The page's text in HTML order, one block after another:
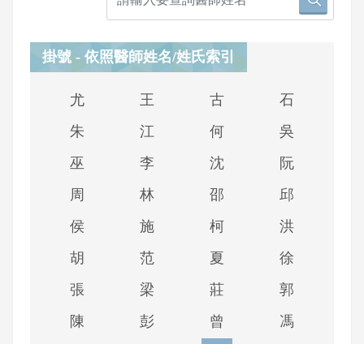
掛號 - 依照醫師姓名/姓氏索引
尤 王 古
石
朱
江 何
吳
巫
李 沈
阮
周
林 邵
邱
侯
施 柯
洪
胡
范 夏
徐
張
梁 莊
郭
陳
彭 曾
馮